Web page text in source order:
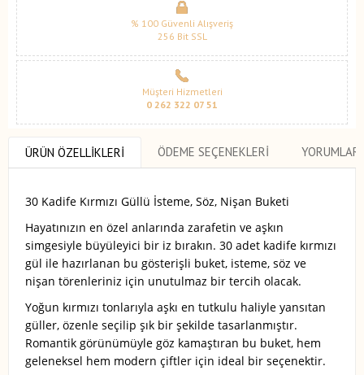
% 100 Güvenli Alışveriş
256 Bit SSL
Müşteri Hizmetleri
0 262 322 07 51
ÜRÜN ÖZELLIKLERI ÖDEME SEÇENEKLERI YORUMLAR
30 Kadife Kırmızı Güllü İsteme, Söz, Nişan Buketi
Hayatınızın en özel anlarında zarafetin ve aşkın
simgesiyle büyüleyici bir iz bırakın. 30 adet kadife kırmızı
gül ile hazırlanan bu gösterişli buket, isteme, söz ve
nişan törenleriniz için unutulmaz bir tercih olacak.
Yoğun kırmızı tonlarıyla aşkı en tutkulu haliyle yansıtan
güller, özenle seçilip şık bir şekilde tasarlanmıştır.
Romantik görünümüyle göz kamaştıran bu buket, hem
geleneksel hem modern çiftler için ideal bir seçenektir.